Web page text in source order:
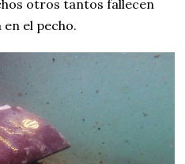
otros tantos fallecen
el pecho.